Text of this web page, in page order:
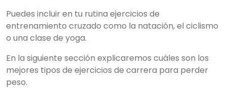
Puedes incluir en tu rutina ejercicios de
entrenamiento cruzado como la natación, el ciclismo
o una clase de yoga.
En la siguiente sección explicaremos cuáles son los
mejores tipos de ejercicios de carrera para perder
peso.